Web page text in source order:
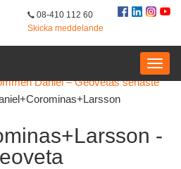
08-410 112 60
Skicka meddelande
Daniel – Geovetas senaste
-